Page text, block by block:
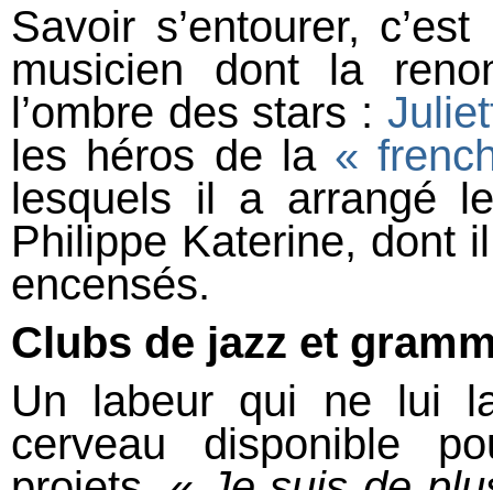
Savoir s’entourer,
musicien dont la
l’ombre des stars :
les héros de la «
lesquels il a arrangé
Philippe Katerine, dont
encensés.
Clubs de jazz et
Un labeur qui ne lui
cerveau disponible